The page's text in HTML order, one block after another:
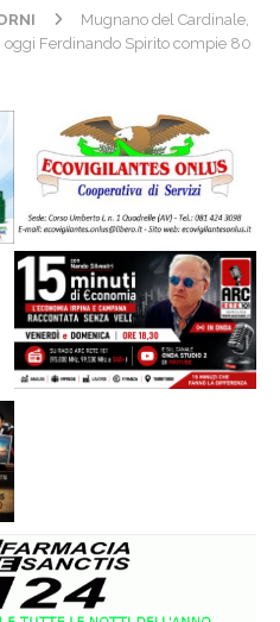
Mugnano del Cardinale,
oggi Ferdinando Spirito compie 80